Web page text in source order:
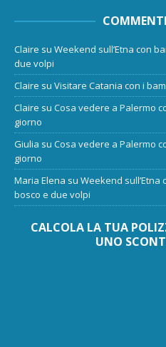
Claire su Weekend sull’Etna con
due volpi
Claire su Visitare Catania con i
Claire su Cosa vedere a Palermo
giorno
Giulia su Cosa vedere a Palermo
giorno
Maria Elena su Weekend sull’Etna
bosco e due volpi
CALCOLA LA TUA
UNO